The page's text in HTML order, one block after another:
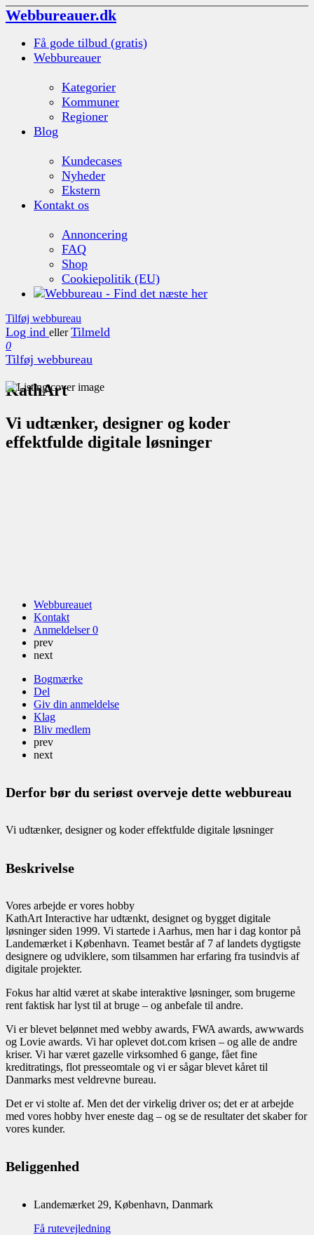
Webbureauer.dk
Få gode tilbud (gratis)
Webbureauer
Kategorier
Kommuner
Regioner
Blog
Kundecases
Nyheder
Ekstern
Kontakt os
Annoncering
FAQ
Shop
Cookiepolitik (EU)
Tilføj webbureau
Log ind eller Tilmeld
0
Tilføj webbureau
KathArt
Vi udtænker, designer og koder
effektfulde digitale løsninger
Webbureauet
Kontakt
Anmeldelser0
prev
next
Bogmærke
Del
Giv din anmeldelse
Klag
Bliv medlem
prev
next
Derfor bør du seriøst overveje dette webbureau
Vi udtænker, designer og koder effektfulde digitale løsninger
Beskrivelse
Vores arbejde er vores hobby
KathArt Interactive har udtænkt, designet og bygget digitale
løsninger siden 1999. Vi startede i Aarhus, men har i dag kontor på
Landemærket i København. Teamet består af 7 af landets dygtigste
designere og udviklere, som tilsammen har erfaring fra tusindvis af
digitale projekter.
Fokus har altid været at skabe interaktive løsninger, som brugerne
rent faktisk har lyst til at bruge – og anbefale til andre.
Vi er blevet belønnet med webby awards, FWA awards, awwwards
og Lovie awards. Vi har oplevet dot.com krisen – og alle de andre
kriser. Vi har været gazelle virksomhed 6 gange, fået fine
kreditratings, flot presseomtale og vi er sågar blevet kåret til
Danmarks mest veldrevne bureau.
Det er vi stolte af. Men det der virkelig driver os; det er at arbejde
med vores hobby hver eneste dag – og se de resultater det skaber for
vores kunder.
Beliggenhed
Landemærket 29, København, Danmark
Få rutevejledning